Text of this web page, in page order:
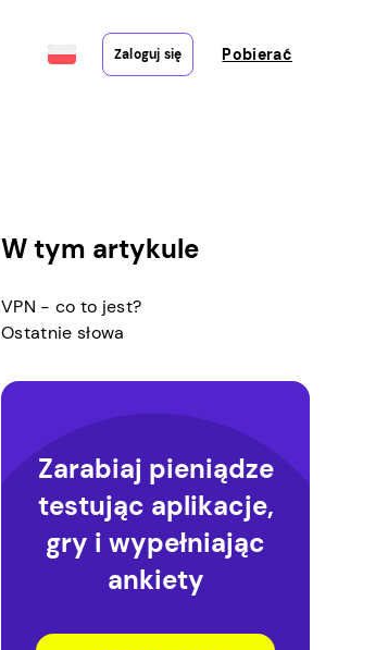
Zaloguj się Pobierać
W tym artykule
VPN - co to jest?
Ostatnie słowa
Zarabiaj pieniądze
testując aplikacje,
gry i wypełniając
ankiety